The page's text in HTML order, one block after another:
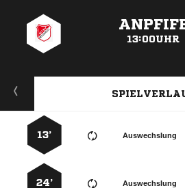
13:00UHR
Auswechslung
13’
Auswechslung
24’